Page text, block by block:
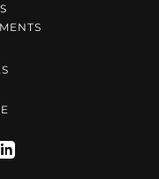
sur Facebook
nous sur
nous sur
Suivez-nous sur